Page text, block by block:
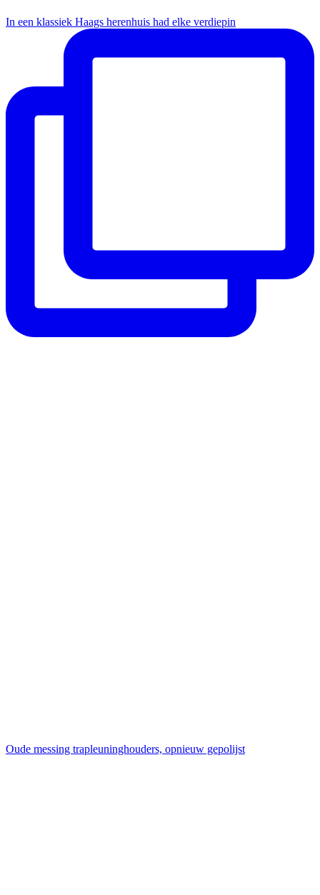
In een klassiek Haags herenhuis had elke verdiepin
Oude messing trapleuninghouders, opnieuw gepolijst